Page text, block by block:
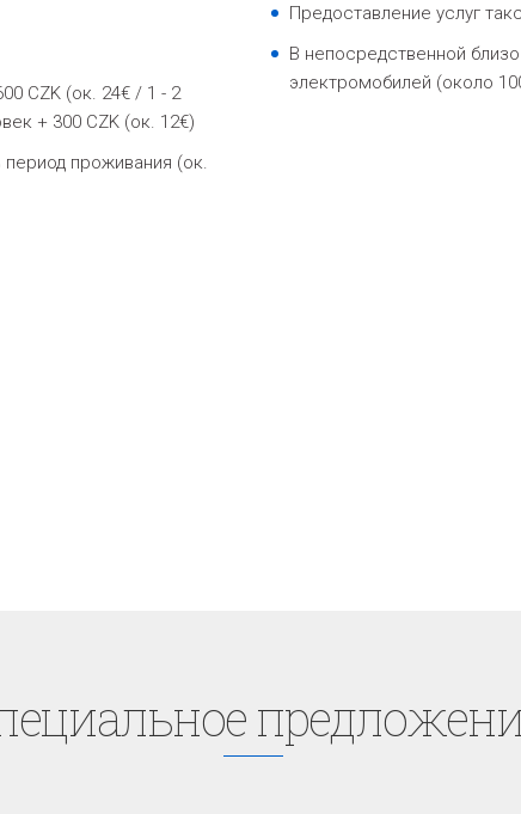
CZK (ок. 24€ / 1 - 2
+ 300 CZK (ок. 12€)
проживания (ок.
Предоставление услуг
В непосредственной
электромобилей (около